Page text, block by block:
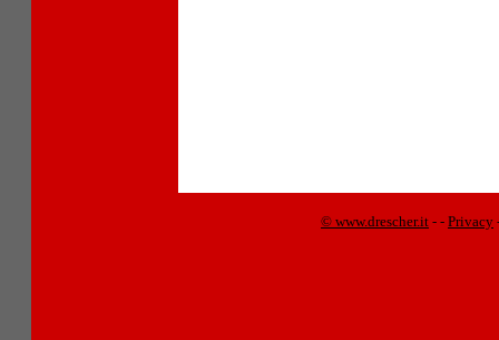
© www.drescher.it - - Privacy